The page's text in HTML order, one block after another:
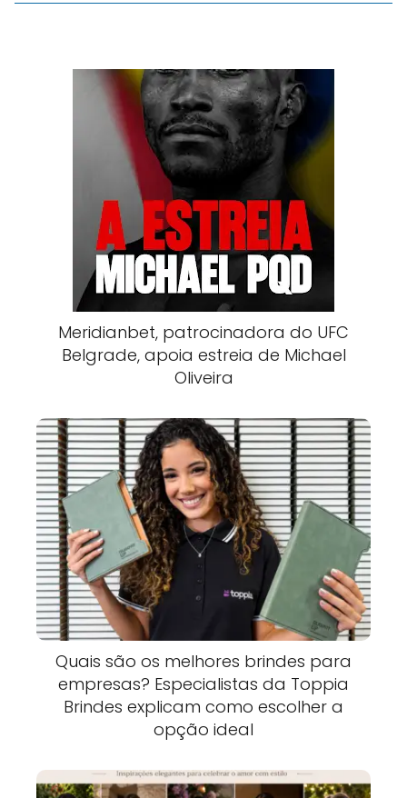
Meridianbet, patrocinadora do UFC
Belgrade, apoia estreia de Michael
Oliveira
Quais são os melhores brindes para
empresas? Especialistas da Toppia
Brindes explicam como escolher a
opção ideal